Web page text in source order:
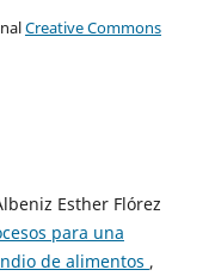
Creative Commons
Esther Flórez
para una
de alimentos ,